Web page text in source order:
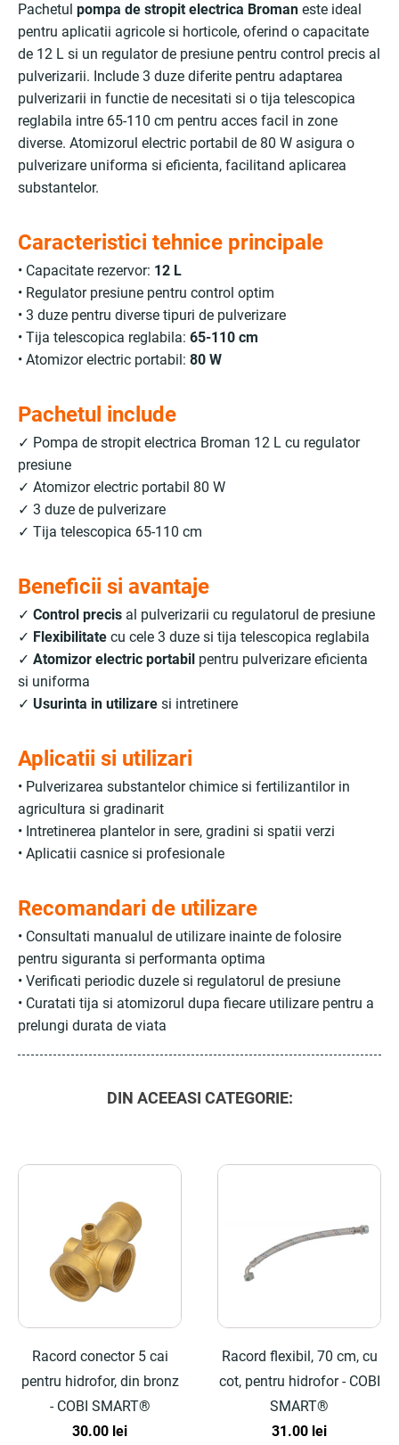
Pachetul pompa de stropit electrica Broman este ideal
pentru aplicatii agricole si horticole, oferind o capacitate
de 12 L si un regulator de presiune pentru control precis al
pulverizarii. Include 3 duze diferite pentru adaptarea
pulverizarii in functie de necesitati si o tija telescopica
reglabila intre 65-110 cm pentru acces facil in zone
diverse. Atomizorul electric portabil de 80 W asigura o
pulverizare uniforma si eficienta, facilitand aplicarea
substantelor.
Caracteristici tehnice principale
• Capacitate rezervor: 12 L
• Regulator presiune pentru control optim
• 3 duze pentru diverse tipuri de pulverizare
• Tija telescopica reglabila: 65-110 cm
• Atomizor electric portabil: 80 W
Pachetul include
✓ Pompa de stropit electrica Broman 12 L cu regulator
presiune
✓ Atomizor electric portabil 80 W
✓ 3 duze de pulverizare
✓ Tija telescopica 65-110 cm
Beneficii si avantaje
✓ Control precis al pulverizarii cu regulatorul de presiune
✓ Flexibilitate cu cele 3 duze si tija telescopica reglabila
✓ Atomizor electric portabil pentru pulverizare eficienta
si uniforma
✓ Usurinta in utilizare si intretinere
Aplicatii si utilizari
• Pulverizarea substantelor chimice si fertilizantilor in
agricultura si gradinarit
• Intretinerea plantelor in sere, gradini si spatii verzi
• Aplicatii casnice si profesionale
Recomandari de utilizare
• Consultati manualul de utilizare inainte de folosire
pentru siguranta si performanta optima
• Verificati periodic duzele si regulatorul de presiune
• Curatati tija si atomizorul dupa fiecare utilizare pentru a
prelungi durata de viata
DIN ACEEASI CATEGORIE:
Racord conector 5 cai
pentru hidrofor, din bronz
- COBI SMART®
30.00 lei
Racord flexibil, 70 cm, cu
cot, pentru hidrofor - COBI
SMART®
31.00 lei